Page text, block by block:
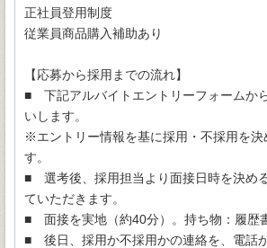
正社員登用制度
従業員商品購入補助あり
【応募から採用までの流れ】
■ 下記アルバイトエントリーフォームか
いします。
※エントリー情報を基に採用・不採用を決
す。
■ 選考後、採用担当より面接日時を決め
ていただきます。
■ 面接を実地（約40分）。持ち物：履歴
■ 後日、採用か不採用かの連絡を、電話